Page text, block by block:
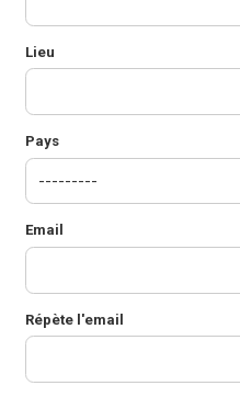
Lieu
Pays
Email
Répète l'email